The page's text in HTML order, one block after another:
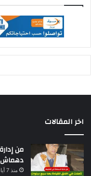
اخر المقالات
من
دهماش
منذ 7 أيام